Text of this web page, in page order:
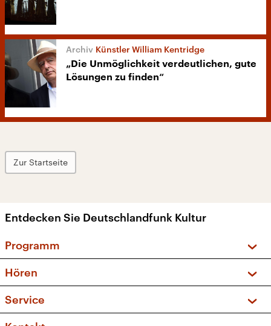
Künstler William Kentridge
„Die Unmöglichkeit verdeutlichen, gute
Lösungen zu finden“
Zur Startseite
Entdecken Sie Deutschlandfunk Kultur
Programm
Sendungen und Podcasts
Musikliste
Hören
Frequenzen (UKW + DAB+)
Service
FAQ